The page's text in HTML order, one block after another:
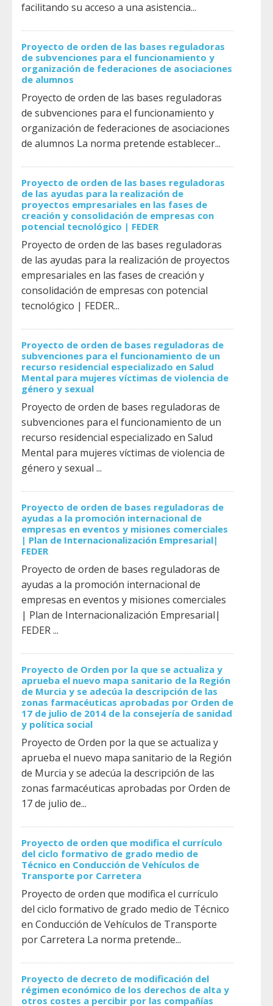
facilitando su acceso a una asistencia...
Proyecto de orden de las bases reguladoras
de subvenciones para el funcionamiento y
organización de federaciones de asociaciones
de alumnos
Proyecto de orden de las bases reguladoras
de subvenciones para el funcionamiento y
organización de federaciones de asociaciones
de alumnos La norma pretende establecer...
Proyecto de orden de las bases reguladoras
de las ayudas para la realización de
proyectos empresariales en las fases de
creación y consolidación de empresas con
potencial tecnológico | FEDER
Proyecto de orden de las bases reguladoras
de las ayudas para la realización de proyectos
empresariales en las fases de creación y
consolidación de empresas con potencial
tecnológico | FEDER...
Proyecto de orden de bases reguladoras de
subvenciones para el funcionamiento de un
recurso residencial especializado en Salud
Mental para mujeres víctimas de violencia de
género y sexual
Proyecto de orden de bases reguladoras de
subvenciones para el funcionamiento de un
recurso residencial especializado en Salud
Mental para mujeres víctimas de violencia de
género y sexual ...
Proyecto de orden de bases reguladoras de
ayudas a la promoción internacional de
empresas en eventos y misiones comerciales
| Plan de Internacionalización Empresarial|
FEDER
Proyecto de orden de bases reguladoras de
ayudas a la promoción internacional de
empresas en eventos y misiones comerciales
| Plan de Internacionalización Empresarial|
FEDER ...
Proyecto de Orden por la que se actualiza y
aprueba el nuevo mapa sanitario de la Región
de Murcia y se adecúa la descripción de las
zonas farmacéuticas aprobadas por Orden de
17 de julio de 2014 de la consejería de sanidad
y política social
Proyecto de Orden por la que se actualiza y
aprueba el nuevo mapa sanitario de la Región
de Murcia y se adecúa la descripción de las
zonas farmacéuticas aprobadas por Orden de
17 de julio de...
Proyecto de orden que modifica el currículo
del ciclo formativo de grado medio de
Técnico en Conducción de Vehículos de
Transporte por Carretera
Proyecto de orden que modifica el currículo
del ciclo formativo de grado medio de Técnico
en Conducción de Vehículos de Transporte
por Carretera La norma pretende...
Proyecto de decreto de modificación del
régimen económico de los derechos de alta y
otros costes a percibir por las compañías